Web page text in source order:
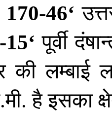
170-46‘
15‘ पूर्वी
की
.मी. है इसका